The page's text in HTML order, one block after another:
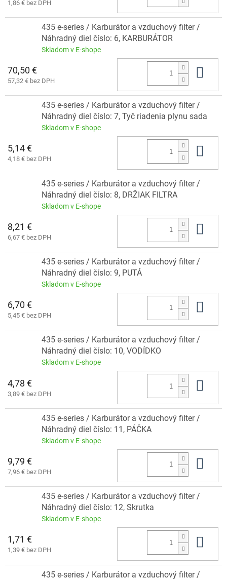
1,86 € bez DPH
435 e-series / Karburátor a vzduchový filter /
Náhradný diel číslo: 6, KARBURÁTOR
Skladom v E-shope
70,50 €
57,32 € bez DPH
435 e-series / Karburátor a vzduchový filter /
Náhradný diel číslo: 7, Tyč riadenia plynu sada
Skladom v E-shope
5,14 €
4,18 € bez DPH
435 e-series / Karburátor a vzduchový filter /
Náhradný diel číslo: 8, DRŽIAK FILTRA
Skladom v E-shope
8,21 €
6,67 € bez DPH
435 e-series / Karburátor a vzduchový filter /
Náhradný diel číslo: 9, PUTÁ
Skladom v E-shope
6,70 €
5,45 € bez DPH
435 e-series / Karburátor a vzduchový filter /
Náhradný diel číslo: 10, VODÍDKO
Skladom v E-shope
4,78 €
3,89 € bez DPH
435 e-series / Karburátor a vzduchový filter /
Náhradný diel číslo: 11, PÁČKA
Skladom v E-shope
9,79 €
7,96 € bez DPH
435 e-series / Karburátor a vzduchový filter /
Náhradný diel číslo: 12, Skrutka
Skladom v E-shope
1,71 €
1,39 € bez DPH
435 e-series / Karburátor a vzduchový filter /